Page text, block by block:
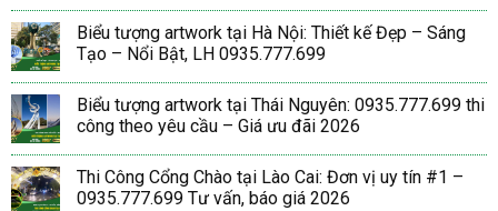
Biểu tượng artwork tại Hà Nội: Thiết kế Đẹp – Sáng
Tạo – Nổi Bật, LH 0935.777.699
Biểu tượng artwork tại Thái Nguyên: 0935.777.699 thi
công theo yêu cầu – Giá ưu đãi 2026
Thi Công Cổng Chào tại Lào Cai: Đơn vị uy tín #1 –
0935.777.699 Tư vấn, báo giá 2026